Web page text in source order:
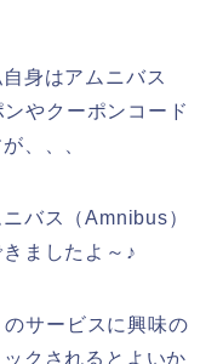
身はアムニバス
やクーポンコード
、、、
バス（Amnibus）
ましたよ～♪
サービスに興味の
クされるとよいか